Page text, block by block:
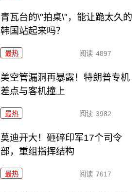
青瓦台的\"拍桌\"，能让跪太久的
韩国站起来吗？
最热 阅读 4897
美空管漏洞再暴露！特朗普专机
差点与客机撞上
最热 阅读 3982
莫迪开大！砸碎印军17个司令
部，重组指挥结构
最热 阅读 7617